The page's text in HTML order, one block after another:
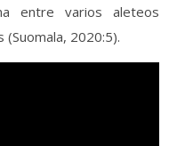
entre varios aleteos
2020:5).